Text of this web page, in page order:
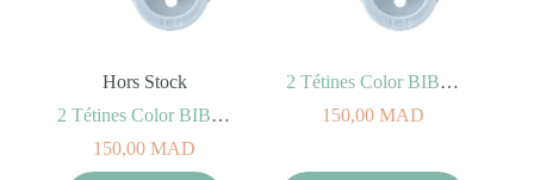
Hors Stock
2 Tétines Color BIBS – Sky Blue/Baby Blue Taille 1 (0-6mois)
150,00 MAD
2 Tétines Color BIBS – Sky Blue/Baby Blue Taille 2 (6-18mois)
150,00 MAD